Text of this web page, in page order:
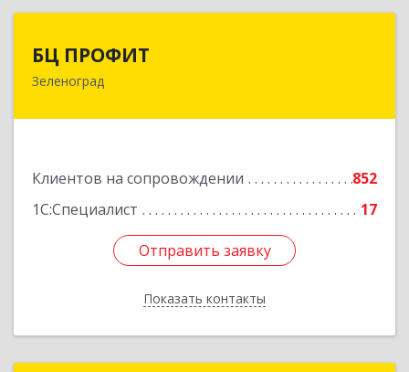
БЦ ПРОФИТ
Зеленоград
Клиентов на сопровождении
852
1С:Специалист
17
Отправить заявку
Показать контакты
124482, Москва г, Зеленоград г, корпус 340,
Отправить заявку
Назад